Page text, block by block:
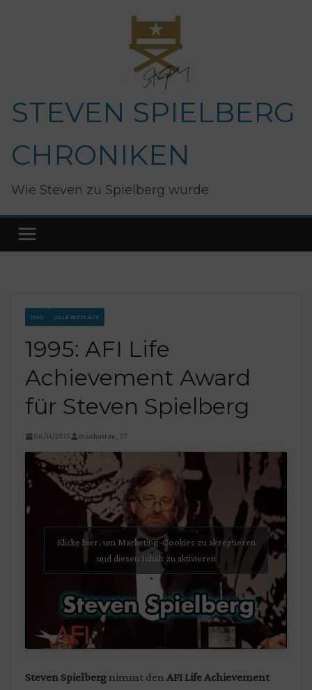
STEVEN SPIELBERG
CHRONIKEN
Wie Steven zu Spielberg wurde
1990 ALLE BEITRÄGE
1995: AFI Life
Achievement Award
für Steven Spielberg
06/11/2015 manhattan_77
Klicke hier, um Marketing-Cookies zu akzeptieren
und diesen Inhalt zu aktivieren
Steven Spielberg nimmt den AFI Life Achievement